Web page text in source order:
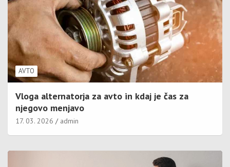
AVTO
Vloga alternatorja za avto in kdaj je čas za
njegovo menjavo
17. 03. 2026 admin